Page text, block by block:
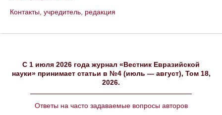
Контакты, учредитель, редакция
C 1 июля 2026 года журнал «Вестник Евразийской
науки» принимает статьи в №4 (июль — август), Том 18,
2026.
Ответы на часто задаваемые вопросы авторов